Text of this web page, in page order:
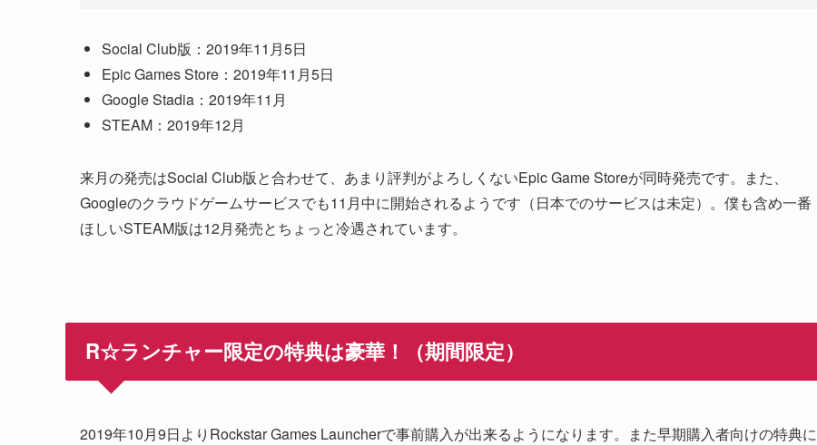
Social Club版：2019年11月5日
Epic Games Store：2019年11月5日
Google Stadia：2019年11月
STEAM：2019年12月
来月の発売はSocial Club版と合わせて、あまり評判がよろしくないEpic Game Storeが同時発売です。また、
Googleのクラウドゲームサービスでも11月中に開始されるようです（日本でのサービスは未定）。僕も含め一番
ほしいSTEAM版は12月発売とちょっと冷遇されています。
R☆ランチャー限定の特典は豪華！（期間限定）
2019年10月9日よりRockstar Games Launcherで事前購入が出来るようになります。また早期購入者向けの特典に